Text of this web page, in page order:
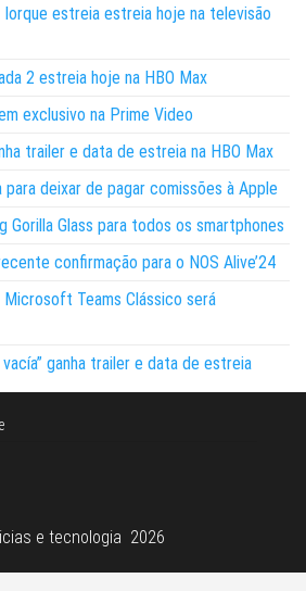
estreia estreia hoje na televisão
2 estreia hoje na HBO Max
exclusivo na Prime Video
trailer e data de estreia na HBO Max
para deixar de pagar comissões à Apple
Gorilla Glass para todos os smartphones
confirmação para o NOS Alive’24
Teams Clássico será
ganha trailer e data de estreia
e tecnologia 2026